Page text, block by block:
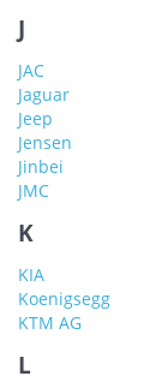
J
JAC
Jaguar
Jeep
Jensen
Jinbei
JMC
K
KIA
Koenigsegg
KTM AG
L